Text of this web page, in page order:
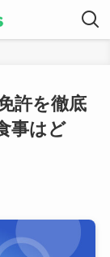
許を徹底
事はど